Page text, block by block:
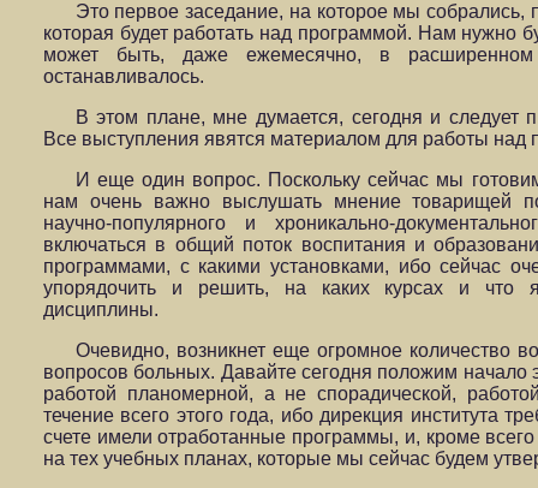
Это первое заседание, на которое мы
которая будет работать над программой. Нам нужно
может быть, даже ежемесячно, в
останавливалось.
В этом плане, мне думается, сегодня и следует
Все выступления явятся материалом для работы над
И еще один вопрос. Поскольку сейчас мы
нам очень важно выслушать мнение товарищей
научно-популярного и хроникально-
включаться в общий поток воспитания и
программами, с какими установками, ибо сейчас
упорядочить и решить, на каких курсах и что
дисциплины.
Очевидно, возникнет еще огромное количество
вопросов больных. Давайте сегодня положим начало
работой планомерной, а не спорадической,
течение всего этого года, ибо дирекция института
счете имели отработанные программы, и, кроме
на тех учебных планах, которые мы сейчас будем